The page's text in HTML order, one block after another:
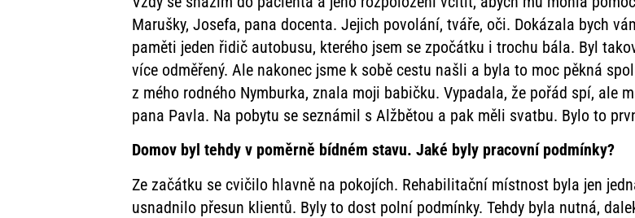
Marušky, Josefa, pana docenta. Jejich povolání, tváře, oči. Dokázala bych
paměti jeden řidič autobusu, kterého jsem se zpočátku i trochu bála. Byl
více odměřený. Ale nakonec jsme k sobě cestu našli a byla to moc pěkná
z mého rodného Nymburka, znala moji babičku. Vypadala, že pořád spí, ale
pana Pavla. Na pobytu se seznámil s Alžbětou a pak měli svatbu. Bylo to
Domov byl tehdy v poměrně bídném stavu. Jaké byly pracovní podmínky?
Ze začátku se cvičilo hlavně na pokojích. Rehabilitační místnost byla jen
usnadnilo přesun klientů. Byly to dost polní podmínky. Tehdy byla nutná,